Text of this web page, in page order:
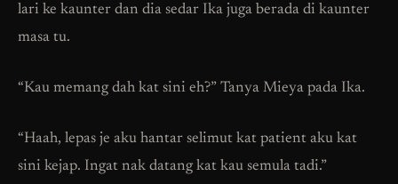
lari ke kaunter dan dia sedar Ika juga berada di kaunter
masa tu.
“Kau memang dah kat sini eh?” Tanya Mieya pada Ika.
“Haah, lepas je aku hantar selimut kat patient aku kat
sini kejap. Ingat nak datang kat kau semula tadi.”